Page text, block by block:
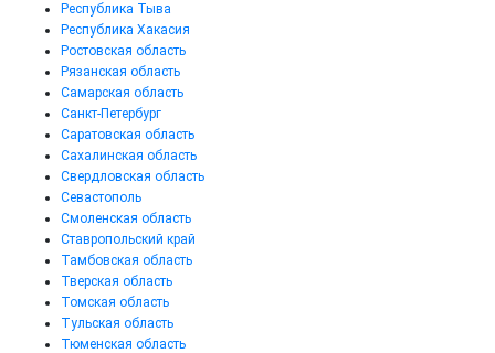
Республика Тыва
Республика Хакасия
Ростовская область
Рязанская область
Самарская область
Санкт-Петербург
Саратовская область
Сахалинская область
Свердловская область
Севастополь
Смоленская область
Ставропольский край
Тамбовская область
Тверская область
Томская область
Тульская область
Тюменская область